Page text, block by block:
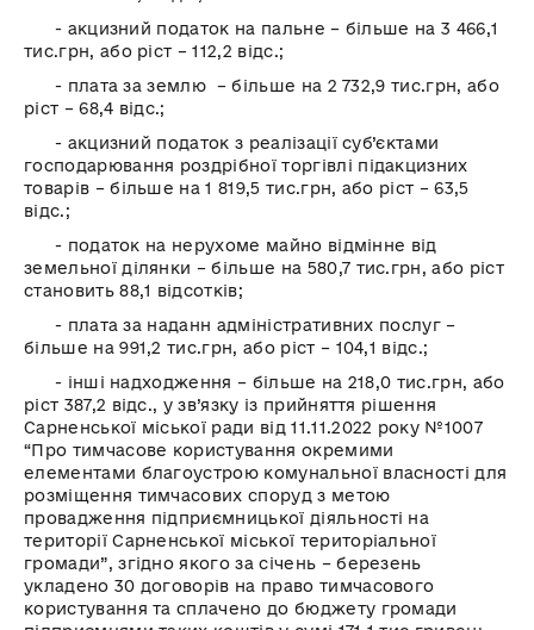
- акцизний податок на пальне – більше на 3 466,1
тис.грн, або ріст – 112,2 відс.;
- плата за землю – більше на 2 732,9 тис.грн, або
ріст – 68,4 відс.;
- акцизний податок з реалізації суб’єктами
господарювання роздрібної торгівлі підакцизних
товарів – більше на 1 819,5 тис.грн, або ріст – 63,5
відс.;
- податок на нерухоме майно відмінне від
земельної ділянки – більше на 580,7 тис.грн, або ріст
становить 88,1 відсотків;
- плата за наданн адміністративних послуг –
більше на 991,2 тис.грн, або ріст – 104,1 відс.;
- інші надходження – більше на 218,0 тис.грн, або
ріст 387,2 відс., у зв’язку із прийняття рішення
Сарненської міської ради від 11.11.2022 року №1007
“Про тимчасове користування окремими
елементами благоустрою комунальної власності для
розміщення тимчасових споруд з метою
провадження підприємницької діяльності на
території Сарненської міської територіальної
громади”, згідно якого за січень – березень
укладено 30 договорів на право тимчасового
користування та сплачено до бюджету громади